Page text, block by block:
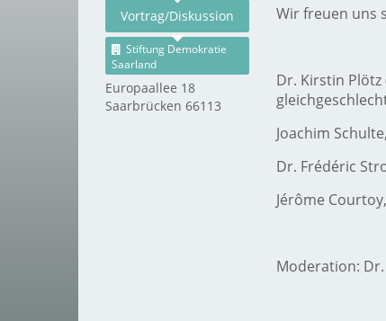
Vortrag/Diskussion
Stiftung Demokratie
Saarland
Europaallee 18
Saarbrücken 66113
Wir freuen uns
Dr. Kirstin
Joachim
Dr. Frédéric
Jérôme
Moderation: